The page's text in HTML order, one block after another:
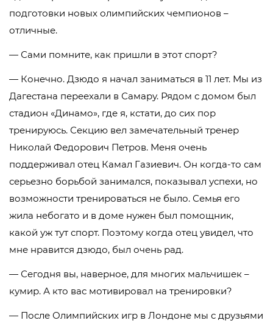
подготовки новых олимпийских чемпионов –
отличные.
— Сами помните, как пришли в этот спорт?
— Конечно. Дзюдо я начал заниматься в 11 лет. Мы из
Дагестана переехали в Самару. Рядом с домом был
стадион «Динамо», где я, кстати, до сих пор
тренируюсь. Секцию вел замечательный тренер
Николай Федорович Петров. Меня очень
поддерживал отец Камал Газиевич. Он когда-то сам
серьезно борьбой занимался, показывал успехи, но
возможности тренироваться не было. Семья его
жила небогато и в доме нужен был помощник,
какой уж тут спорт. Поэтому когда отец увидел, что
мне нравится дзюдо, был очень рад.
— Сегодня вы, наверное, для многих мальчишек –
кумир. А кто вас мотивировал на тренировки?
— После Олимпийских игр в Лондоне мы с друзьями